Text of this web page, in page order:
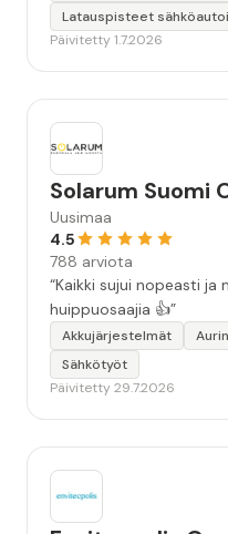
Latauspisteet
Päivitetty 1.7.2026
Solarum Suomi
Uusimaa
4.5
788 arviota
“Kaikki sujui nopeasti
huippuosaajia 👍”
Akkujärjestelmät
Sähkötyöt
Päivitetty 29.7.2026